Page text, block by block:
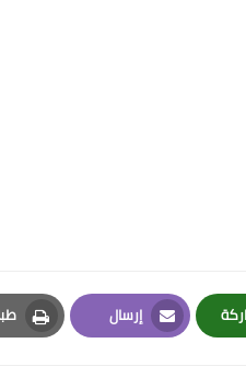
إرسال
Email